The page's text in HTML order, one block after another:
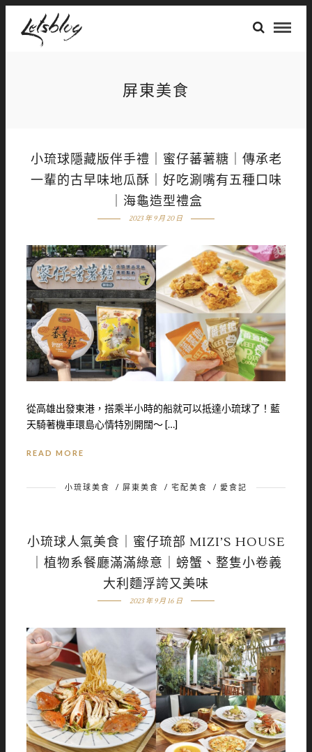
屏東美食
小琉球隱藏版伴手禮｜蜜仔蕃薯糖｜傳承老
一輩的古早味地瓜酥｜好吃涮嘴有五種口味
｜海龜造型禮盒
2023 年 9 月 20 日
從高雄出發東港，搭乘半小時的船就可以抵達小琉球了！藍
天騎著機車環島心情特別開闊～ […]
READ MORE
小琉球美食 / 屏東美食 / 宅配美食 / 愛食記
小琉球人氣美食｜蜜仔琉部 MIZI’S HOUSE
｜植物系餐廳滿滿綠意｜螃蟹、整隻小卷義
大利麵浮誇又美味
2023 年 9 月 16 日